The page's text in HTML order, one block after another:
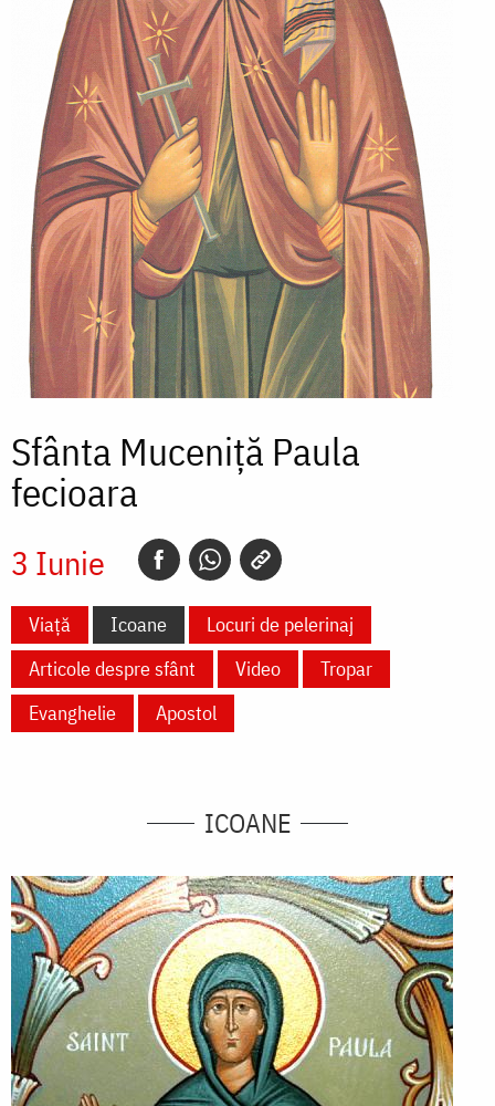
Sfânta Muceniță Paula
fecioara
3 Iunie
Viață Icoane
Locuri de pelerinaj
Articole despre sfânt
Video
Tropar
Evanghelie
Apostol
ICOANE